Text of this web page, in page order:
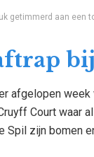
getimmerd aan een
afgelopen
Court waar
Spil zijn bomen